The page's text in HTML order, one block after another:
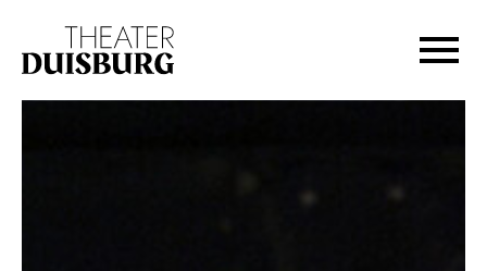
Zur Hauptnavigation springen
Zum Footer springen